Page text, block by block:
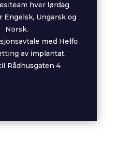
hver lørdag.
Engelsk, Ungarsk og
Norsk.
med Helfo
av implantat.
Rådhusgaten 4